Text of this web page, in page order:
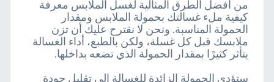
من أفضل الطرق المثالية لغسل الملابس معرفة
كيفية ملء غسالتك بحمولة الملابس ومقدار
الحمولة المناسبة. ونحن لا نقترح عليك أن تزن
ملابسك قبل كل غسلة، ولكن بالطبع، أداء الغسالة
يتأثر كثيرًا بمقدار الحمولة الذي تضعه بداخلها.
ستؤدي الحمولة الزائدة للغسالة إلى تقليل جودة